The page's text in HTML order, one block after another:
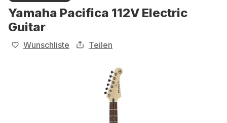
Yamaha Pacifica 112V Electric
Guitar
Wunschliste Teilen